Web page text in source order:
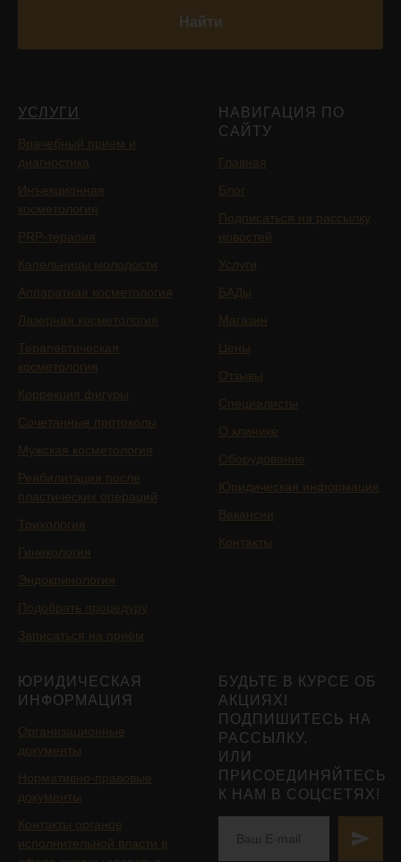
Найти
УСЛУГИ
Врачебный прием и
диагностика
Инъекционная
косметология
PRP-терапия
Капельницы молодости
Аппаратная косметология
Лазерная косметология
Терапевтическая
косметология
Коррекция фигуры
Сочетанные протоколы
Мужская косметология
Реабилитация после
пластических операций
Трихология
Гинекология
Эндокринология
Подобрать процедуру
Записаться на приём
НАВИГАЦИЯ ПО
САЙТУ
Главная
Блог
Подписаться на рассылку
новостей
Услуги
БАДы
Магазин
Цены
Отзывы
Специалисты
О клинике
Оборудование
Юридическая информация
Вакансии
Контакты
ЮРИДИЧЕСКАЯ
ИНФОРМАЦИЯ
Организационные
документы
Нормативно-правовые
документы
Контакты органов
исполнительной власти в
БУДЬТЕ В КУРСЕ ОБ
АКЦИЯХ!
ПОДПИШИТЕСЬ НА
РАССЫЛКУ,
ИЛИ
ПРИСОЕДИНЯЙТЕСЬ
К НАМ В СОЦСЕТЯХ!